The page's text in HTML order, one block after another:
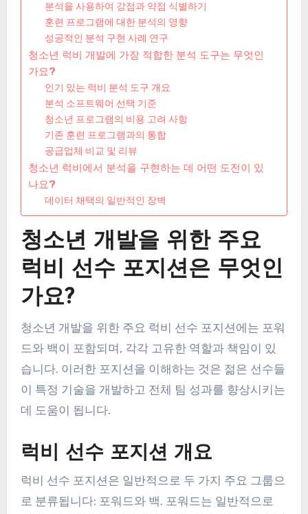
분석을 사용하여 강점과 약점 식별하기
훈련 프로그램에 대한 분석의 영향
성공적인 분석 구현 사례 연구
청소년 럭비 개발에 가장 적합한 분석 도구는 무엇인
가요?
인기 있는 럭비 분석 도구 개요
분석 소프트웨어 선택 기준
청소년 프로그램의 비용 고려 사항
기존 훈련 프로그램과의 통합
공급업체 비교 및 리뷰
청소년 럭비에서 분석을 구현하는 데 어떤 도전이 있
나요?
데이터 채택의 일반적인 장벽
청소년 개발을 위한 주요
럭비 선수 포지션은 무엇인
가요?
청소년 개발을 위한 주요 럭비 선수 포지션에는 포워
드와 백이 포함되며, 각각 고유한 역할과 책임이 있
습니다. 이러한 포지션을 이해하는 것은 젊은 선수들
이 특정 기술을 개발하고 전체 팀 성과를 향상시키는
데 도움이 됩니다.
럭비 선수 포지션 개요
럭비 선수 포지션은 일반적으로 두 가지 주요 그룹으
로 분류됩니다: 포워드와 백. 포워드는 일반적으로